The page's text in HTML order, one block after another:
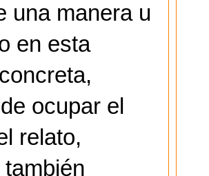
una manera u
en esta
ocupar el
relato,